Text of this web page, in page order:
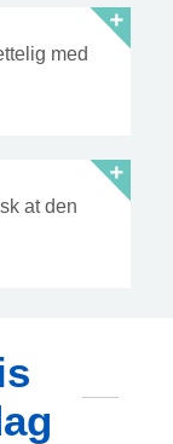
med
at den